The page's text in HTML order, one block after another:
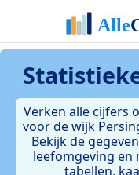
Verken alle cijfers
voor de wijk
Bekijk de
leefomgeving en
tabellen,